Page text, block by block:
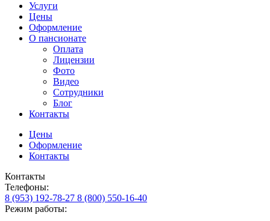
Услуги
Цены
Оформление
О пансионате
Оплата
Лицензии
Фото
Видео
Сотрудники
Блог
Контакты
Цены
Оформление
Контакты
Контакты
Телефоны:
8 (953) 192-78-27 8 (800) 550-16-40
Режим работы: